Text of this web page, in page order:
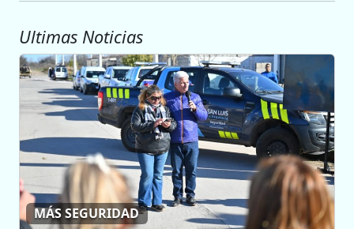
Ultimas Noticias
MÁS SEGURIDAD